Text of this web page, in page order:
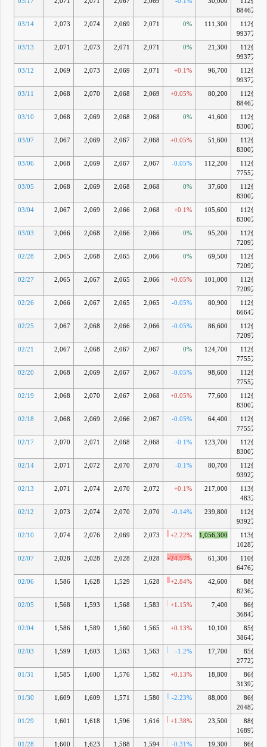
8846万
03/14
2,073 2,074 2,069 2,071 0% 111,300
112億
9937万
03/13
2,071 2,073 2,071 2,071 0% 21,300
112億
9937万
03/12
2,069 2,073 2,069 2,071 +0.1% 96,700
112億
9937万
03/11
2,068 2,070 2,068 2,069 +0.05% 80,200
112億
8846万
03/10
2,068 2,069 2,068 2,068 0% 41,600
112億
8300万
03/07
2,067 2,069 2,067 2,068 +0.05% 51,600
112億
8300万
03/06
2,068 2,069 2,067 2,067 -0.05% 112,200
112億
7755万
03/05
2,068 2,069 2,068 2,068 0% 37,600
112億
8300万
03/04
2,067 2,069 2,066 2,068 +0.1% 105,600
112億
8300万
03/03
2,066 2,068 2,066 2,066 0% 95,200
112億
7209万
02/28 2,065 2,068 2,065 2,066 0% 69,500
112億
7209万
02/27 2,065 2,067 2,065 2,066 +0.05% 101,000
112億
7209万
02/26 2,066 2,067 2,065 2,065 -0.05% 80,900
112億
6664万
02/25 2,067 2,068 2,066 2,066 -0.05% 86,600
112億
7209万
02/21 2,067 2,068 2,067 2,067 0% 124,700
112億
7755万
02/20 2,068 2,069 2,067 2,067 -0.05% 98,600
112億
7755万
02/19 2,068 2,070 2,067 2,068 +0.05% 77,600
112億
8300万
02/18 2,068 2,069 2,066 2,067 -0.05% 64,400
112億
7755万
02/17 2,070 2,071 2,068 2,068 -0.1% 123,700
112億
8300万
02/14 2,071 2,072 2,070 2,070 -0.1% 80,700
112億
9392万
02/13 2,071 2,074 2,070 2,072 +0.1% 217,000
113億
483万
02/12 2,073 2,074 2,070 2,070 -0.14% 239,800
112億
9392万
02/10 2,074 2,076 2,069 2,073 +2.22% 1,056,300
113億
1028万
02/07
2,028 2,028 2,028 2,028 +24.57% 61,300
110億
6476万
02/06 1,586 1,628 1,529 1,628 +2.84% 42,600
88億
8236万
02/05
1,568 1,593 1,568 1,583 +1.15% 7,400
86億
3684万
02/04
1,586 1,589 1,560 1,565 +0.13% 10,100
85億
3864万
02/03
1,599 1,603 1,563 1,563 -1.2% 17,700
85億
2772万
01/31
1,585 1,600 1,576 1,582 +0.13% 18,800
86億
3139万
01/30
1,609 1,609 1,571 1,580 -2.23% 88,000
86億
2048万
01/29
1,601 1,618 1,596 1,616 +1.38% 23,500
88億
1689万
01/28
1,600 1,623 1,588 1,594 -0.31% 19,300
86億